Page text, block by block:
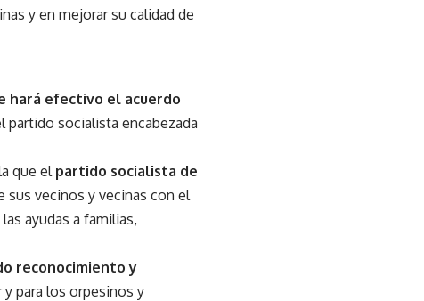
y en mejorar su calidad de
hará efectivo el acuerdo
partido socialista encabezada
que elpartido socialista de
sus vecinos y vecinas con el
ayudas a familias,
reconocimiento y
para los orpesinos y